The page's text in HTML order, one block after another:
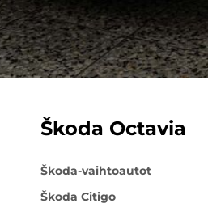
Škoda Octavia
Škoda-vaihtoautot
Škoda Citigo